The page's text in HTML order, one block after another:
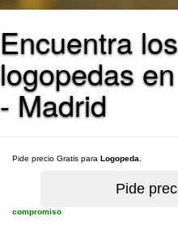
Encuentra
logopedas
- Madrid
Pide precio Gratis para Logopeda
compromiso